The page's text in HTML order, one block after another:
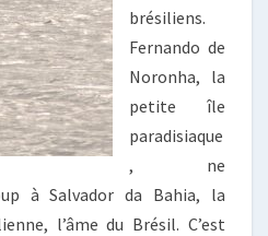
brésiliens.
Fernando de
Noronha, la
petite île
paradisiaque
, ne
à Salvador da Bahia, la
l’âme du Brésil. C’est